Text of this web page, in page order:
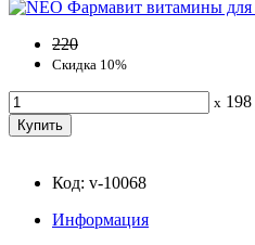
220
Скидка 10%
x 198
Код: v-10068
Информация